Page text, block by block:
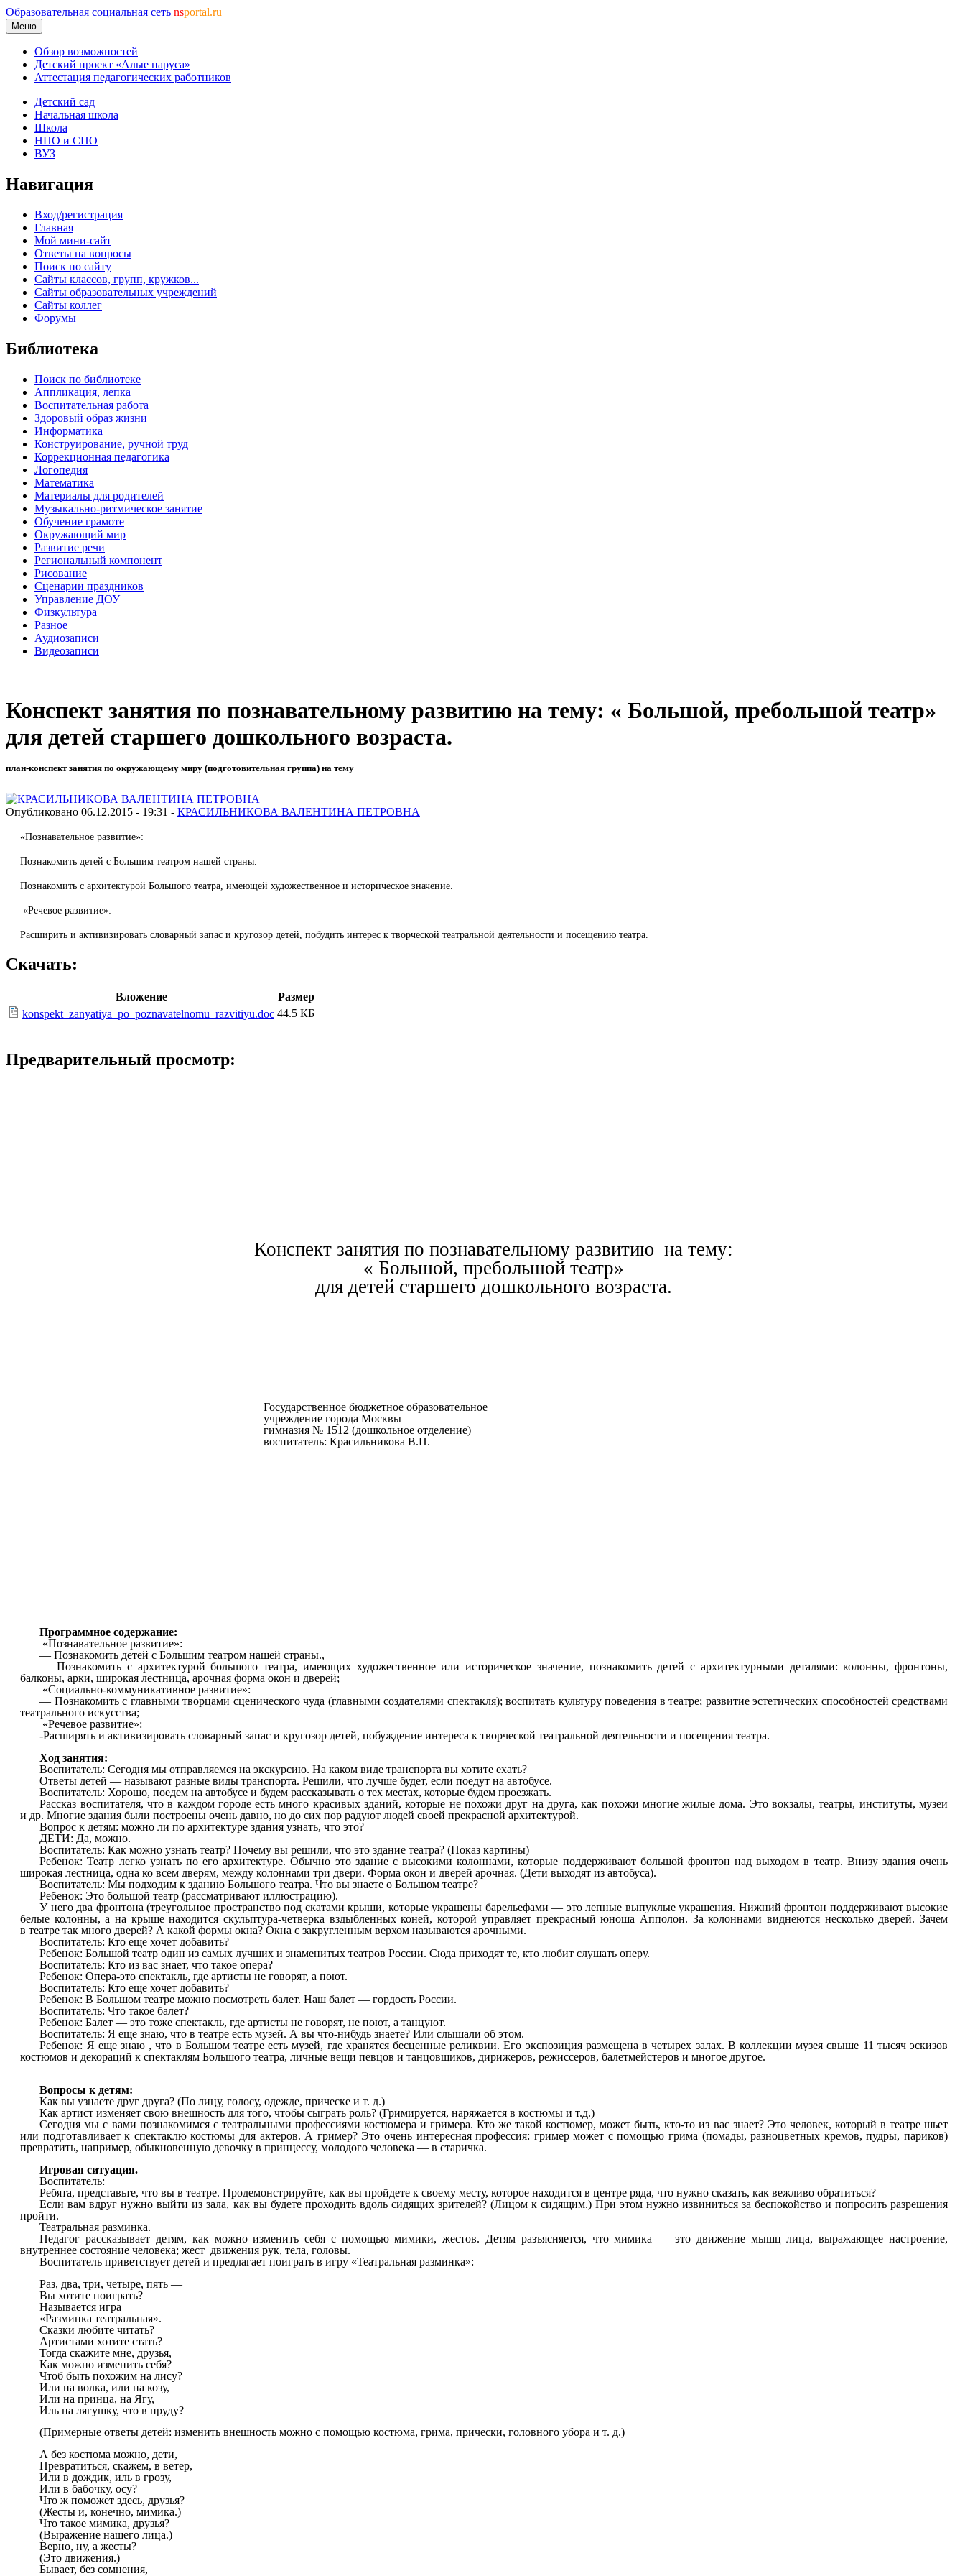
Образовательная социальная сеть nsportal.ru
Меню
Обзор возможностей
Детский проект «Алые паруса»
Аттестация педагогических работников
Детский сад
Начальная школа
Школа
НПО и СПО
ВУЗ
Навигация
Вход/регистрация
Главная
Мой мини-сайт
Ответы на вопросы
Поиск по сайту
Сайты классов, групп, кружков...
Сайты образовательных учреждений
Сайты коллег
Форумы
Библиотека
Поиск по библиотеке
Аппликация, лепка
Воспитательная работа
Здоровый образ жизни
Информатика
Конструирование, ручной труд
Коррекционная педагогика
Логопедия
Математика
Материалы для родителей
Музыкально-ритмическое занятие
Обучение грамоте
Окружающий мир
Развитие речи
Региональный компонент
Рисование
Сценарии праздников
Управление ДОУ
Физкультура
Разное
Аудиозаписи
Видеозаписи
Конспект занятия по познавательному развитию на тему: « Большой, пребольшой театр»
для детей старшего дошкольного возраста.
план-конспект занятия по окружающему миру (подготовительная группа) на тему
Опубликовано 06.12.2015 - 19:31 - КРАСИЛЬНИКОВА ВАЛЕНТИНА ПЕТРОВНА
«Познавательное развитие»:
Познакомить детей с Большим театром нашей страны.
Познакомить с архитектурой Большого театра, имеющей художественное и историческое значение.
«Речевое развитие»:
Расширить и активизировать словарный запас и кругозор детей, побудить интерес к творческой театральной деятельности и посещению театра.
Скачать:
Вложение
Размер
konspekt_zanyatiya_po_poznavatelnomu_razvitiyu.doc 44.5 КБ
Предварительный просмотр:
Конспект занятия по познавательному развитию на тему:
« Большой, пребольшой театр»
для детей старшего дошкольного возраста.
Государственное бюджетное образовательное
учреждение города Москвы
гимназия № 1512 (дошкольное отделение)
воспитатель: Красильникова В.П.
Программное содержание:
«Познавательное развитие»:
— Познакомить детей с Большим театром нашей страны.,
— Познакомить с архитектурой большого театра, имеющих художественное или историческое значение, познакомить детей с архитектурными деталями: колонны, фронтоны,
балконы, арки, широкая лестница, арочная форма окон и дверей;
«Социально-коммуникативное развитие»:
— Познакомить с главными творцами сценического чуда (главными создателями спектакля); воспитать культуру поведения в театре; развитие эстетических способностей средствами
театрального искусства;
«Речевое развитие»:
-Расширять и активизировать словарный запас и кругозор детей, побуждение интереса к творческой театральной деятельности и посещения театра.
Ход занятия:
Воспитатель: Сегодня мы отправляемся на экскурсию. На каком виде транспорта вы хотите ехать?
Ответы детей — называют разные виды транспорта. Решили, что лучше будет, если поедут на автобусе.
Воспитатель: Хорошо, поедем на автобусе и будем рассказывать о тех местах, которые будем проезжать.
Рассказ воспитателя, что в каждом городе есть много красивых зданий, которые не похожи друг на друга, как похожи многие жилые дома. Это вокзалы, театры, институты, музеи
и др. Многие здания были построены очень давно, но до сих пор радуют людей своей прекрасной архитектурой.
Вопрос к детям: можно ли по архитектуре здания узнать, что это?
ДЕТИ: Да, можно.
Воспитатель: Как можно узнать театр? Почему вы решили, что это здание театра? (Показ картины)
Ребенок: Театр легко узнать по его архитектуре. Обычно это здание с высокими колоннами, которые поддерживают большой фронтон над выходом в театр. Внизу здания очень
широкая лестница, одна ко всем дверям, между колоннами три двери. Форма окон и дверей арочная. (Дети выходят из автобуса).
Воспитатель: Мы подходим к зданию Большого театра. Что вы знаете о Большом театре?
Ребенок: Это большой театр (рассматривают иллюстрацию).
У него два фронтона (треугольное пространство под скатами крыши, которые украшены барельефами — это лепные выпуклые украшения. Нижний фронтон поддерживают высокие
белые колонны, а на крыше находится скульптура-четверка вздыбленных коней, которой управляет прекрасный юноша Апполон. За колоннами виднеются несколько дверей. Зачем
в театре так много дверей? А какой формы окна? Окна с закругленным верхом называются арочными.
Воспитатель: Кто еще хочет добавить?
Ребенок: Большой театр один из самых лучших и знаменитых театров России. Сюда приходят те, кто любит слушать оперу.
Воспитатель: Кто из вас знает, что такое опера?
Ребенок: Опера-это спектакль, где артисты не говорят, а поют.
Воспитатель: Кто еще хочет добавить?
Ребенок: В Большом театре можно посмотреть балет. Наш балет — гордость России.
Воспитатель: Что такое балет?
Ребенок: Балет — это тоже спектакль, где артисты не говорят, не поют, а танцуют.
Воспитатель: Я еще знаю, что в театре есть музей. А вы что-нибудь знаете? Или слышали об этом.
Ребенок: Я еще знаю , что в Большом театре есть музей, где хранятся бесценные реликвии. Его экспозиция размещена в четырех залах. В коллекции музея свыше 11 тысяч эскизов
костюмов и декораций к спектаклям Большого театра, личные вещи певцов и танцовщиков, дирижеров, режиссеров, балетмейстеров и многое другое.
Вопросы к детям:
Как вы узнаете друг друга? (По лицу, голосу, одежде, прическе и т. д.)
Как артист изменяет свою внешность для того, чтобы сыграть роль? (Гримируется, наряжается в костюмы и т.д.)
Сегодня мы с вами познакомимся с театральными профессиями костюмера и гримера. Кто же такой костюмер, может быть, кто-то из вас знает? Это человек, который в театре шьет
или подготавливает к спектаклю костюмы для актеров. А гример? Это очень интересная профессия: гример может с помощью грима (помады, разноцветных кремов, пудры, париков)
превратить, например, обыкновенную девочку в принцессу, молодого человека — в старичка.
Игровая ситуация.
Воспитатель:
Ребята, представьте, что вы в театре. Продемонстрируйте, как вы пройдете к своему месту, которое находится в центре ряда, что нужно сказать, как вежливо обратиться?
Если вам вдруг нужно выйти из зала, как вы будете проходить вдоль сидящих зрителей? (Лицом к сидящим.) При этом нужно извиниться за беспокойство и попросить разрешения
пройти.
Театральная разминка.
Педагог рассказывает детям, как можно изменить себя с помощью мимики, жестов. Детям разъясняется, что мимика — это движение мышц лица, выражающее настроение,
внутреннее состояние человека; жест движения рук, тела, головы.
Воспитатель приветствует детей и предлагает поиграть в игру «Театральная разминка»:
Раз, два, три, четыре, пять —
Вы хотите поиграть?
Называется игра
«Разминка театральная».
Сказки любите читать?
Артистами хотите стать?
Тогда скажите мне, друзья,
Как можно изменить себя?
Чтоб быть похожим на лису?
Или на волка, или на козу,
Или на принца, на Ягу,
Иль на лягушку, что в пруду?
(Примерные ответы детей: изменить внешность можно с помощью костюма, грима, прически, головного убора и т. д.)
А без костюма можно, дети,
Превратиться, скажем, в ветер,
Или в дождик, иль в грозу,
Или в бабочку, осу?
Что ж поможет здесь, друзья?
(Жесты и, конечно, мимика.)
Что такое мимика, друзья?
(Выражение нашего лица.)
Верно, ну, а жесты?
(Это движения.)
Бывает, без сомнения,